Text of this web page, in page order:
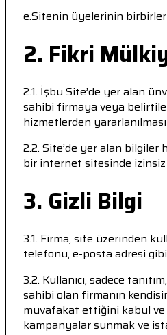
e.Sitenin üyelerinin
2. Fikri
2.1. İşbu Site’de yer alan
sahibi firmaya veya
hizmetlerden
2.2. Site’de yer alan bilgiler
bir internet sitesinde izinsiz
3. Gizli Bilgi
3.1. Firma, site üzerinden
telefonu, e-posta adresi gibi
3.2. Kullanıcı, sadece
sahibi olan firmanın
muvafakat ettiğini kabul
kampanyalar sunmak ve